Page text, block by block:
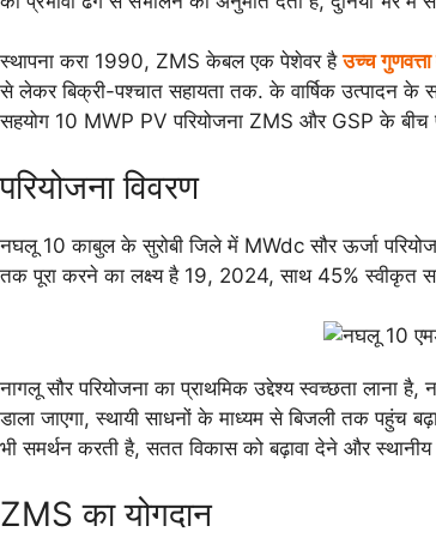
स्थापना करा 1990, ZMS केबल एक पेशेवर हैउच्च
से लेकर बिक्री-पश्चात सहायता तक. के वार्षिक उत्पादन
सहयोग 10 MWP PV परियोजना ZMS और GSP के बीच
परियोजना विवरण
नघलू 10 काबुल के सुरोबी जिले में MWdc सौर ऊर्जा
तक पूरा करने का लक्ष्य है 19, 2024, साथ 45% स्वीकृत
नागलू सौर परियोजना का प्राथमिक उद्देश्य स्वच्छता लाना
डाला जाएगा, स्थायी साधनों के माध्यम से बिजली तक पहुंच
भी समर्थन करती है, सतत विकास को बढ़ावा देने और
ZMS का योगदान